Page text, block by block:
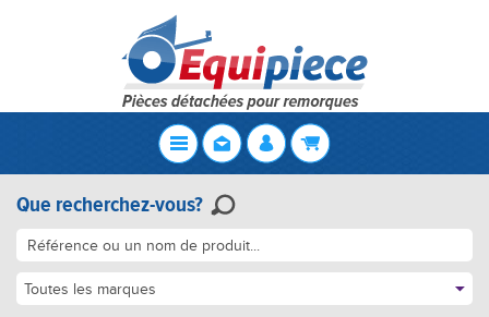
Que recherchez-vous?
Toutes les marques